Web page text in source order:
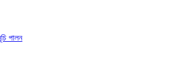
পালন